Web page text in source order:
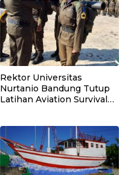
Rektor Universitas
Nurtanio Bandung Tutup
Latihan Aviation Survival